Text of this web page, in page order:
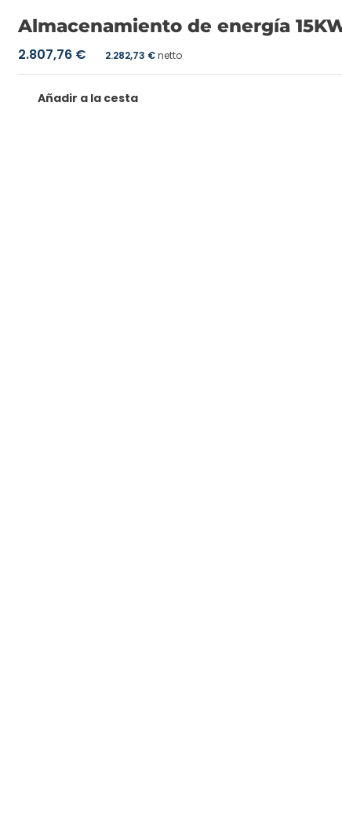
Almacenamiento de energía
2.807,76 € 2.282,73 €netto
Añadir a la cesta